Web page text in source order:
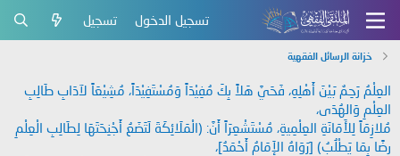
تسجيل الدخول تسجيل
خزانة الرسائل الفقهية
العِلْمُ رَحِمٌ بَيْنَ أَهْلِهِ، فَحَيَّ هَلاً بِكَ مُفِيْدَاً وَمُسْتَفِيْدَاً، مُشِيْعَاً لآدَابِ طَالِبِ
العِلْمِ وَالهُدَى،
مُلازِمَاً لِلأَمَانَةِ العِلْمِيةِ، مُسْتَشْعِرَاً أَنَّ: (الْمَلَائِكَةَ لَتَضَعُ أَجْنِحَتَهَا لِطَالِبِ الْعِلْمِ
رِضًا بِمَا يَطْلُبُ) [رَوَاهُ الإَمَامُ أَحْمَدُ]،